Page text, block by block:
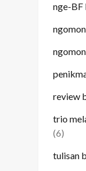
nge-BF
review
trio
(6)
tulisan